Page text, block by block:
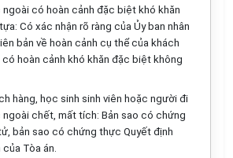
ngoài có hoàn cảnh đặc biệt khó khăn
Có xác nhận rõ ràng của Ủy ban nhân
bản về hoàn cảnh cụ thể của khách
có hoàn cảnh khó khăn đặc biệt không
hàng, học sinh sinh viên hoặc người đi
ngoài chết, mất tích: Bản sao có chứng
bản sao có chứng thực Quyết định
Tòa án.